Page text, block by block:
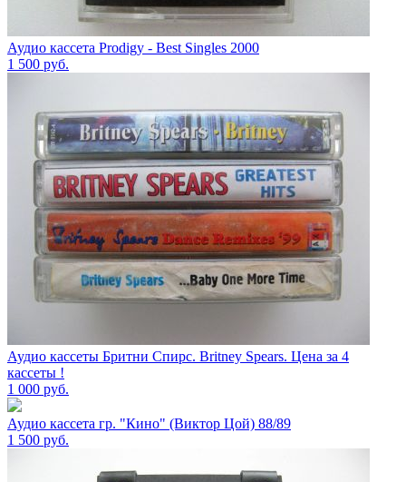
Аудио кассета Prodigy - Best Singles 2000
1 500 руб.
Аудио кассеты Бритни Спирс. Britney Spears. Цена за 4
кассеты !
1 000 руб.
Аудио кассета гр. "Кино" (Виктор Цой) 88/89
1 500 руб.